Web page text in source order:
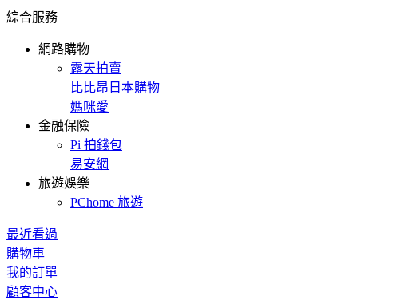
綜合服務
網路購物
露天拍賣
比比昂日本購物
媽咪愛
金融保險
Pi 拍錢包
易安網
旅遊娛樂
PChome 旅遊
最近看過
購物車
我的訂單
顧客中心